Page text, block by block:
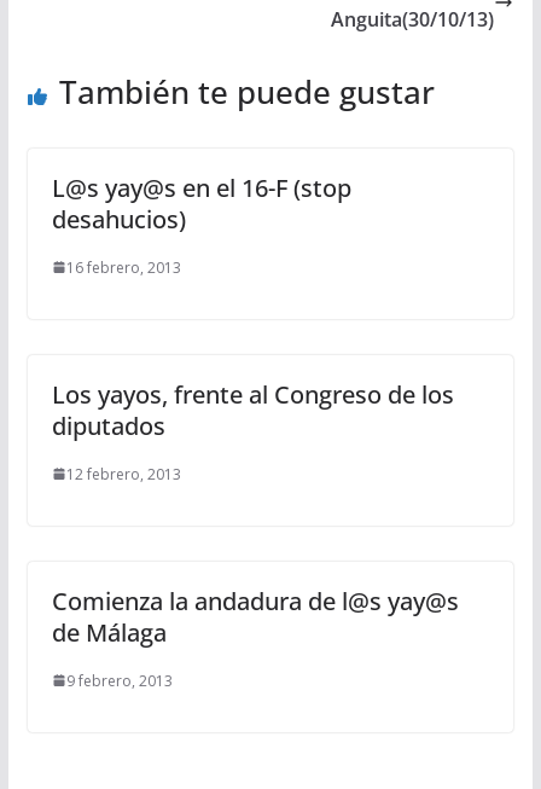
Anguita(30/10/13)
También te puede gustar
L@s yay@s en el 16-F (stop
desahucios)
16 febrero, 2013
Los yayos, frente al Congreso de los
diputados
12 febrero, 2013
Comienza la andadura de l@s yay@s
de Málaga
9 febrero, 2013